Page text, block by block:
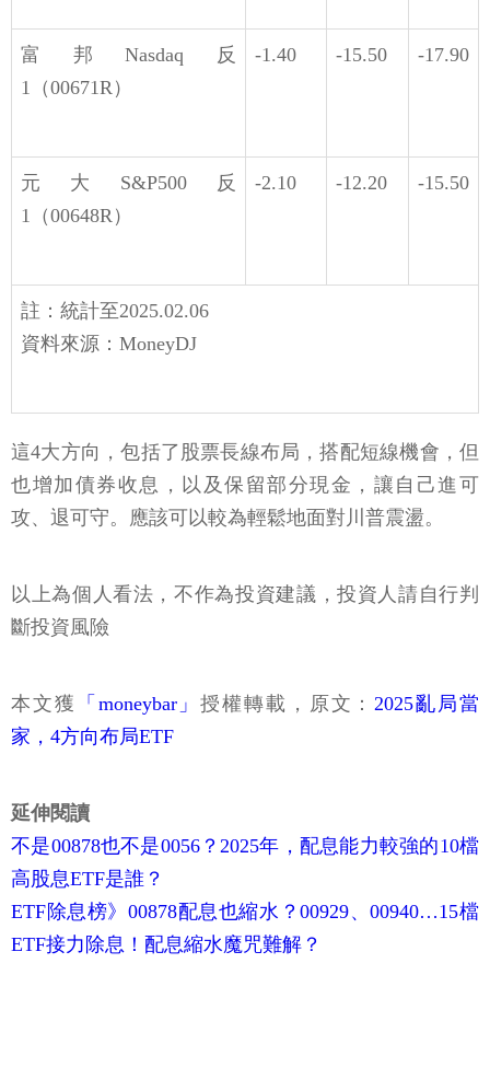
富邦Nasdaq反
1（00671R）
-1.40 -15.50 -17.90
元大S&P500反
1（00648R）
-2.10 -12.20 -15.50
註：統計至2025.02.06
資料來源：MoneyDJ
這4大方向，包括了股票長線布局，搭配短線機會，但
也增加債券收息，以及保留部分現金，讓自己進可
攻、退可守。應該可以較為輕鬆地面對川普震盪。
以上為個人看法，不作為投資建議，投資人請自行判
斷投資風險
本文獲 「moneybar」授權轉載，原文：2025亂局當
家，4方向布局ETF
延伸閱讀
不是00878也不是0056？2025年，配息能力較強的10檔
高股息ETF是誰？
ETF除息榜》00878配息也縮水？00929、00940…15檔
ETF接力除息！配息縮水魔咒難解？